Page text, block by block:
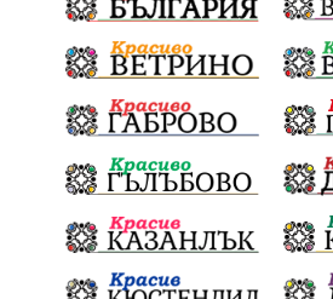
Ще има ли присъда Ден на
стопанство „Храна от село“
бронзови медал
в отборната надпревара
„Отваряне на града към морето“
Негодна за пиене вода във